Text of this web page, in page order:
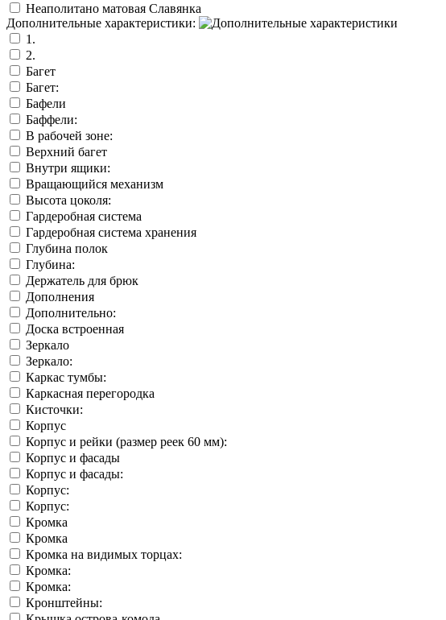
Неаполитано матовая Славянка
Дополнительные характеристики:
1.
2.
Багет
Багет:
Бафели
Баффели:
В рабочей зоне:
Верхний багет
Внутри ящики:
Вращающийся механизм
Высота цоколя:
Гардеробная система
Гардеробная система хранения
Глубина полок
Глубина:
Держатель для брюк
Дополнения
Дополнительно:
Доска встроенная
Зеркало
Зеркало:
Каркас тумбы:
Каркасная перегородка
Кисточки:
Корпус
Корпус и рейки (размер реек 60 мм):
Корпус и фасады
Корпус и фасады:
Корпус:
Корпус:
Кромка
Кромка
Кромка на видимых торцах:
Кромка:
Кромка:
Кронштейны: